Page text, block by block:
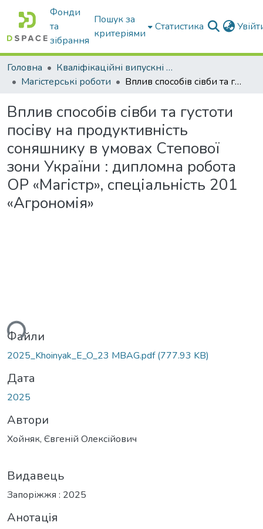
Фонди
та
зібрання
Пошук за
критеріями
Статистика
Головна
Кваліфікаційні випускні роботи бакалаврів і магістрів
Магістерські роботи
Вплив способів сівби та густоти посіву на продуктивність соняшнику в умовах Степової зони України : дипломна робота ОР «Магістр», спеціальність 201 «Агрономія»
Вплив способів сівби та густоти
посіву на продуктивність
соняшнику в умовах Степової
зони України : дипломна робота
ОР «Магістр», спеціальність 201
«Агрономія»
Файли
2025_Khoinyak_E_O_23 MBAG.pdf(777.93 KB)
Дата
2025
Автори
Хойняк, Євгеній Олексійович
Видавець
Запоріжжя : 2025
Анотація